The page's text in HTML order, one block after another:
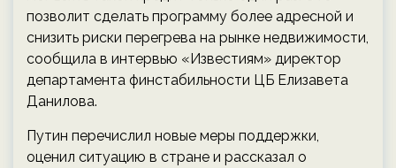
позволит сделать программу более адресной и
снизить риски перегрева на рынке недвижимости,
сообщила в интервью «Известиям» директор
департамента финстабильности ЦБ Елизавета
Данилова.
Путин перечислил новые меры поддержки,
оценил ситуацию в стране и рассказал о